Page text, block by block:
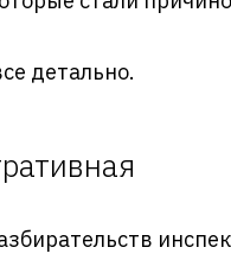
детально.